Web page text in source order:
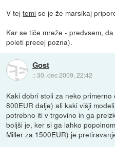
V tejtemi se je že marsikaj
Kar se tiče mreže - predvsem,
poleti precej pozna).
Gost
::30. dec 2009, 22:42
Kaki dobri stoli za neko
800EUR dalje) ali kaki višji
potrebno iti v trgovino in ga
boljši je, ker si ga lahko
Miller za 1500EUR) je